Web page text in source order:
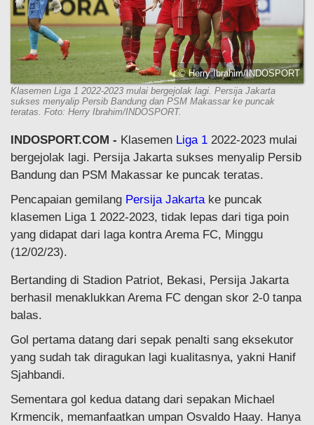
© Herry Ibrahim/INDOSPORT
Klasemen Liga 1 2022-2023 mulai bergejolak lagi. Persija Jakarta
sukses menyalip Persib Bandung dan PSM Makassar ke puncak
teratas. Foto: Herry Ibrahim/INDOSPORT.
INDOSPORT.COM - Klasemen Liga 1 2022-2023 mulai
bergejolak lagi. Persija Jakarta sukses menyalip Persib
Bandung dan PSM Makassar ke puncak teratas.
Pencapaian gemilang Persija Jakartake puncak
klasemen Liga 1 2022-2023, tidak lepas dari tiga poin
yang didapat dari laga kontra Arema FC, Minggu
(12/02/23).
Bertanding di Stadion Patriot, Bekasi, Persija Jakarta
berhasil menaklukkan Arema FC dengan skor 2-0 tanpa
balas.
Gol pertama datang dari sepak penalti sang eksekutor
yang sudah tak diragukan lagi kualitasnya, yakni Hanif
Sjahbandi.
Sementara gol kedua datang dari sepakan Michael
Krmencik, memanfaatkan umpan Osvaldo Haay. Hanya